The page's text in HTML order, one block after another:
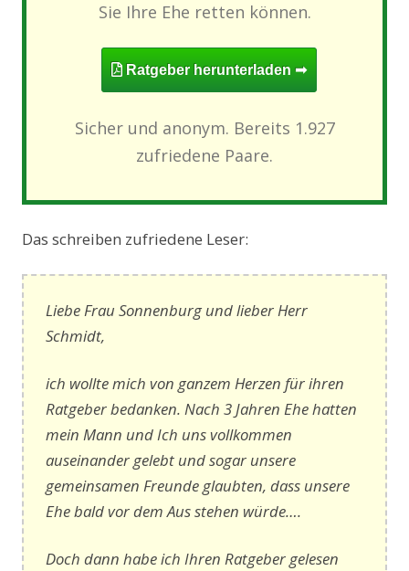
Sie Ihre Ehe retten können.
Ratgeber herunterladen ➟
Sicher und anonym. Bereits 1.927
zufriedene Paare.
Das schreiben zufriedene Leser:
Liebe Frau Sonnenburg und lieber Herr
Schmidt,
ich wollte mich von ganzem Herzen für ihren
Ratgeber bedanken. Nach 3 Jahren Ehe hatten
mein Mann und Ich uns vollkommen
auseinander gelebt und sogar unsere
gemeinsamen Freunde glaubten, dass unsere
Ehe bald vor dem Aus stehen würde….
Doch dann habe ich Ihren Ratgeber gelesen